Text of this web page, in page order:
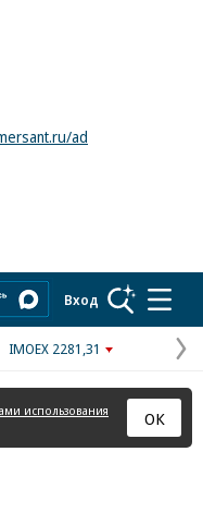
ad
Вход
IMOEX 2281,31
использования
ОК